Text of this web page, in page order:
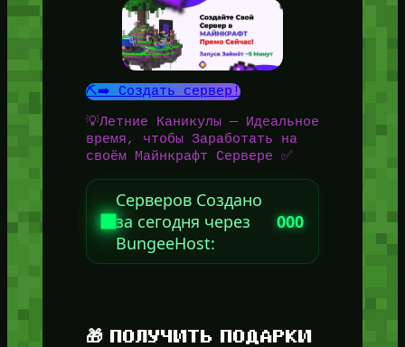
⛏️➡️ Создать сервер!
💡Летние Каникулы — Идеальное
время, чтобы Заработать на
своём Майнкрафт Сервере ✅
Серверов Создано
за сегодня через
BungeeHost:
000
🎁 ПОЛУЧИТЬ ПОДАРКИ